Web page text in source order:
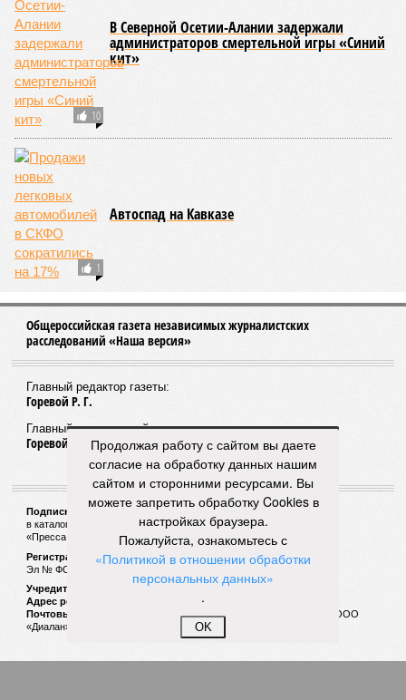
10
В Северной Осетии-Алании задержали
администраторов смертельной игры «Синий
кит»
1
Автоспад на Кавказе
Общероссийская газета независимых журналистских
расследований «Наша версия»
Главный редактор газеты:
Горевой Р. Г.
Главный редактор сайта:
Горевой Р. Г.
Подписной индекс газеты «Наша версия»:
в каталоге «Почта России» —99266
«Пресса России» (зелёный) —41522
Регистрационный номер Роскомнадзора
Эл № ФС77-53847 от 26.04.2013.
Учредитель ООО «Версия»
Адрес редакции:
123100, Россия, Москва, улица 1905 года, 7с1
Почтовый адрес редакции:
123022, Россия, Москва, а/я 29. для ООО
«Диалан»
Продолжая работу с сайтом вы даете
согласие на обработку данных нашим
сайтом и сторонними ресурсами. Вы
можете запретить обработку Cookies в
настройках браузера.
Пожалуйста, ознакомьтесь с
«Политикой в отношении обработки
персональных данных»
.
OK